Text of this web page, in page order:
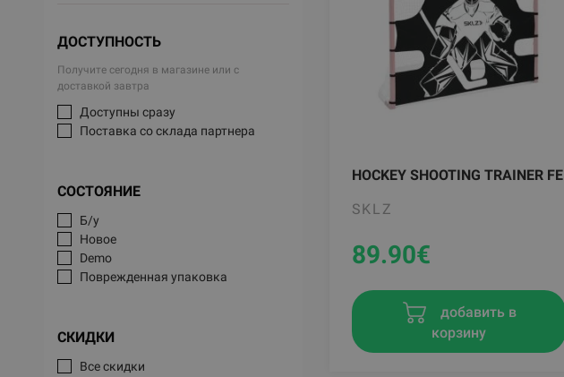
ДОСТУПНОСТЬ
Получите сегодня в магазине или с
доставкой завтра
Доступны сразу
Поставка со склада партнера
СОСТОЯНИЕ
Б/у
Новое
Demo
Поврежденная упаковка
СКИДКИ
Все скидки
HOCKEY SHOOTING TRAINER FE
SKLZ
89.90€
добавить в
корзину